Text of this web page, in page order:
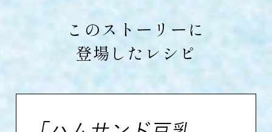
このストーリーに
登場したレシピ